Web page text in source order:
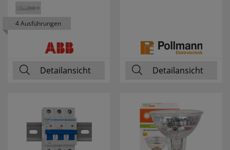
4 Ausführungen
Detailansicht Detailansicht